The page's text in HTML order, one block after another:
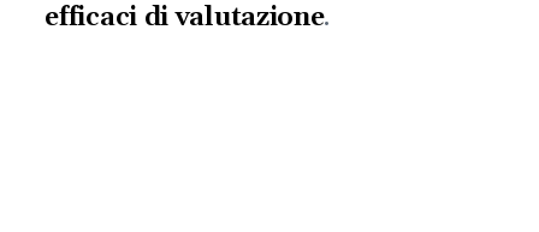
efficaci di valutazione.